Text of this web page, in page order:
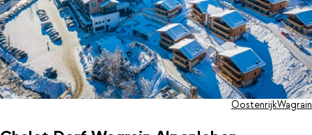
OostenrijkWagrain